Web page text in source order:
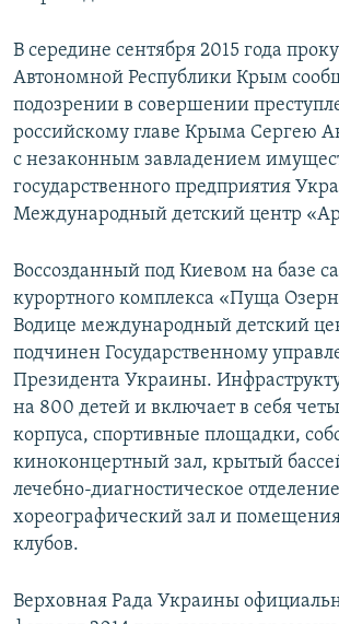
В середине сентября 2015 года
Автономной Республики Крым
подозрении в совершении
российскому главе Крыма Сергею
с незаконным завладением
государственного предприятия
Международный детский центр
Воссозданный под Киевом на базе
курортного комплекса «Пуща
Водице международный детский
подчинен Государственному
Президента Украины.
на 800 детей и включает в себя
корпуса, спортивные площадки,
киноконцертный зал, крытый
лечебно-диагностическое
хореографический зал и
клубов.
Верховная Рада Украины